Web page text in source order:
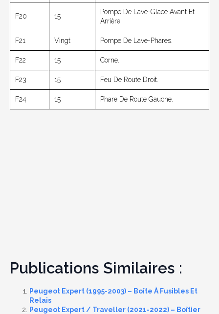
F20 15
Pompe De Lave-Glace Avant Et
Arrière.
F21 Vingt Pompe De Lave-Phares.
F22 15 Corne.
F23 15 Feu De Route Droit.
F24 15 Phare De Route Gauche.
Publications Similaires :
Peugeot Expert (1995-2003) – Boîte À Fusibles Et
Relais
Peugeot Expert / Traveller (2021-2022) – Boîtier